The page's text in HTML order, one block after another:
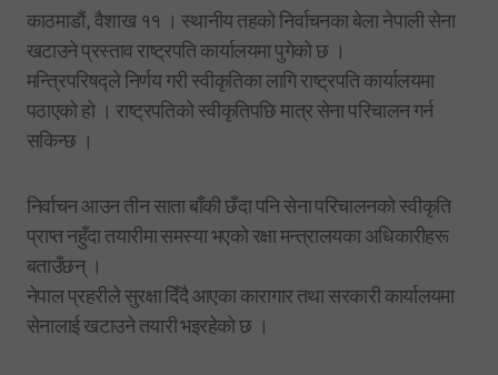
काठमाडौं, वैशाख ११ । स्थानीय तहको निर्वाचनका बेला नेपाली सेना
खटाउने प्रस्ताव राष्ट्रपति कार्यालयमा पुगेको छ ।
मन्त्रिपरिषद्ले निर्णय गरी स्वीकृतिका लागि राष्ट्रपति कार्यालयमा
पठाएको हो । राष्ट्रपतिको स्वीकृतिपछि मात्र सेना परिचालन गर्न
सकिन्छ ।
निर्वाचन आउन तीन साता बाँकी छँदा पनि सेना परिचालनको स्वीकृति
प्राप्त नहुँदा तयारीमा समस्या भएको रक्षा मन्त्रालयका अधिकारीहरू
बताउँछन् ।
नेपाल प्रहरीले सुरक्षा दिँदै आएका कारागार तथा सरकारी कार्यालयमा
सेनालाई खटाउने तयारी भइरहेको छ ।